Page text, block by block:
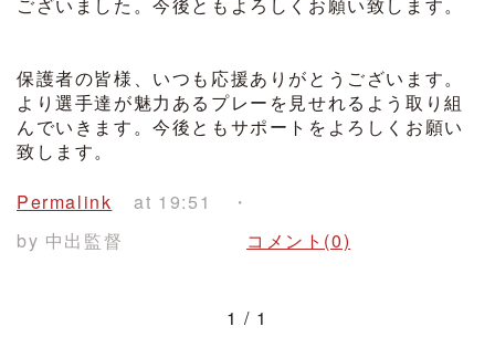
保護者の皆様、いつも応援ありがとうございます。
より選手達が魅力あるプレーを見せれるよう取り組
んでいきます。今後ともサポートをよろしくお願い
致します。
Permalink
by 中出監督
at 19:51
コメント(0)
1 / 1